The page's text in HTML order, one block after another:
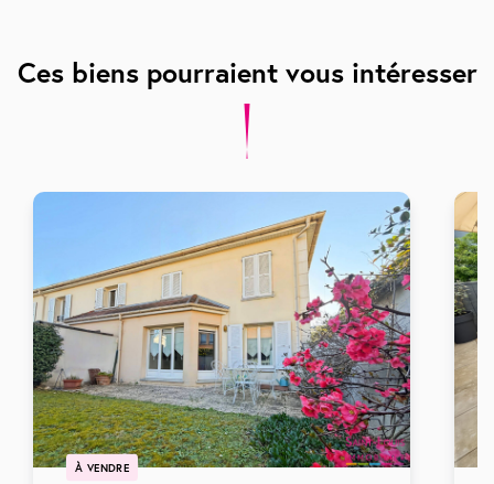
Ces biens pourraient vous intéresser
À VENDRE